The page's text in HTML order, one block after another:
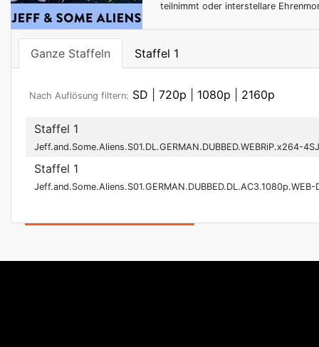
teilnimmt oder interstellare
Ganze Staffeln Staffel 1
Nach Auflösung filtern: SD 720p 1080p 2160p
Staffel 1
Jeff.and.Some.Aliens.S01.DL.GERMAN.DUBBED.WEBRiP.x264-4SJ
Staffel 1